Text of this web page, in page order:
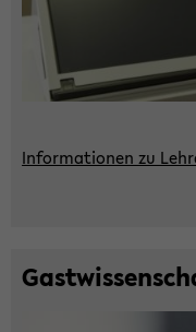
In­for­ma­tio­nen zu